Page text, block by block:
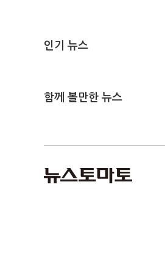
인기 뉴스
함께 볼만한 뉴스